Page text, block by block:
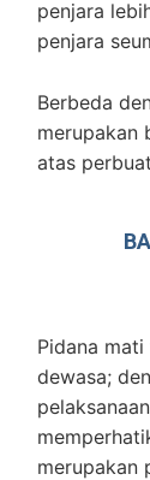
penjara
penjara
Berbeda
merupakan
atas
Pidana
dewasa;
merupakan